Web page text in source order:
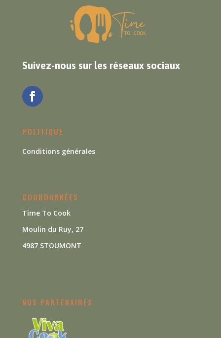
Suivez-nous sur les réseaux sociaux
POLITIQUE
Conditions générales
COORDONNÉES
Time To Cook
Moulin du Ruy, 27
4987 STOUMONT
NOS PARTENAIRES